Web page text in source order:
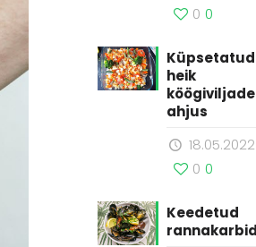
0
0
Küpsetatud
heik
ahjus
18.05.2022
0
0
Keedetud
rannakarbid